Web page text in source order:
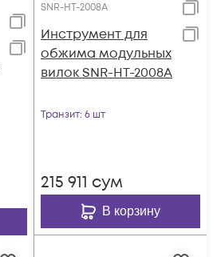
SNR-HT-2008A
Инструмент для
обжима модульных
вилок SNR-HT-2008A
Транзит: 6 шт
215 911 сум
В корзину